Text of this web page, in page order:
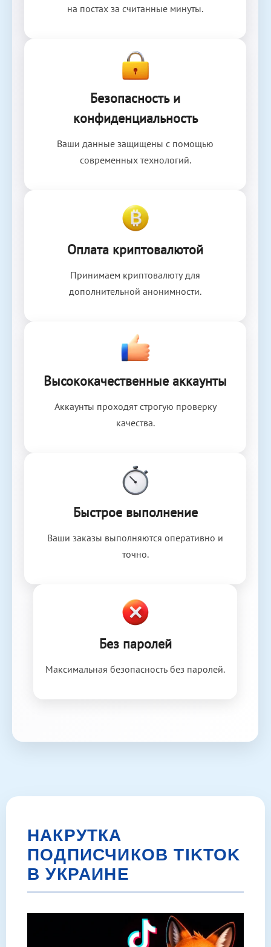
на постах за считанные минуты.
Безопасность и
конфиденциальность
Ваши данные защищены с помощью
современных технологий.
Оплата криптовалютой
Принимаем криптовалюту для
дополнительной анонимности.
Высококачественные аккаунты
Аккаунты проходят строгую проверку
качества.
Быстрое выполнение
Ваши заказы выполняются оперативно и
точно.
Без паролей
Максимальная безопасность без паролей.
НАКРУТКА
ПОДПИСЧИКОВ TIKTOK
В УКРАИНЕ